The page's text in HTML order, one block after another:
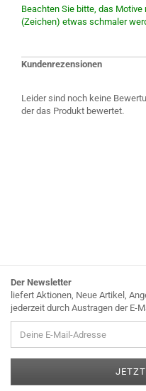
Beachten Sie bitte, das
(Zeichen) etwas schmaler
Kundenrezensionen
Leider sind noch keine
der das Produkt bewertet.
Der Newsletter
liefert Aktionen, Neue Artikel,
jederzeit durch Austragen der E-